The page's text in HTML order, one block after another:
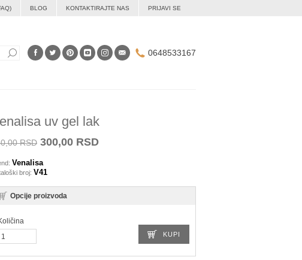
BLOG KONTAKTIRAJTE NAS PRIJAVI SE
0648533167
uv gel lak
RSD 300,00 RSD
Venalisa
broj: V41
Opcije proizvoda
KUPI